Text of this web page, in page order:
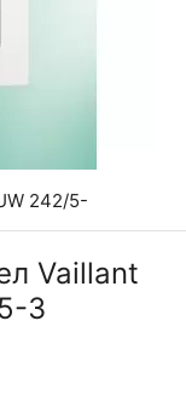
242/5-
Vaillant
3